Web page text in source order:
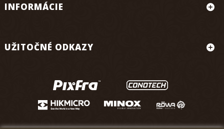
INFORMÁCIE
UŽITOČNÉ ODKAZY